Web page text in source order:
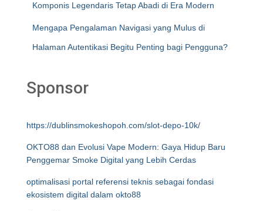
Komponis Legendaris Tetap Abadi di Era Modern
Mengapa Pengalaman Navigasi yang Mulus di
Halaman Autentikasi Begitu Penting bagi Pengguna?
Sponsor
https://dublinsmokeshopoh.com/slot-depo-10k/
OKTO88 dan Evolusi Vape Modern: Gaya Hidup Baru
Penggemar Smoke Digital yang Lebih Cerdas
optimalisasi portal referensi teknis sebagai fondasi
ekosistem digital dalam okto88